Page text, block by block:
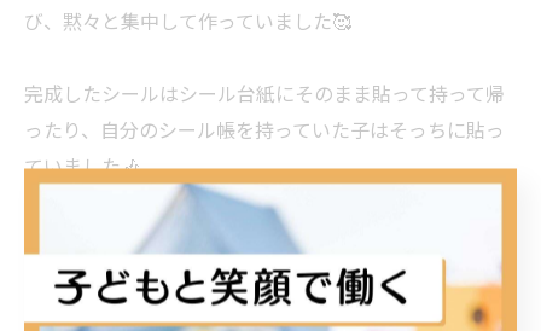
び、黙々と集中して作っていました🥰
完成したシールはシール台紙にそのまま貼って持って帰
ったり、自分のシール帳を持っていた子はそっちに貼っ
ていました🎶
さっそくシール交換をしている子もいましたよ💕
今度は違うシール作りにもチャレンジしましょう💓💓